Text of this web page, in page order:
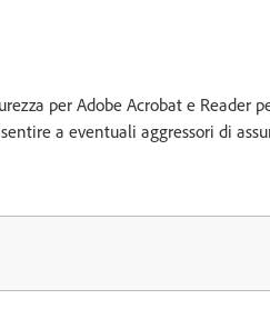
per Adobe Acrobat e Reader
a eventuali aggressori di